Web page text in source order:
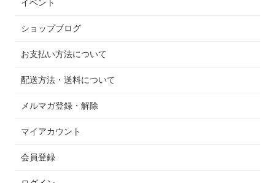
イベント
ショップブログ
お支払い方法について
配送方法・送料について
メルマガ登録・解除
マイアカウント
会員登録